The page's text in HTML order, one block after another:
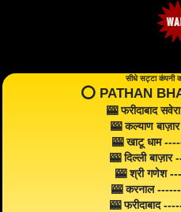
सीधे सट्टा कंपनी
⭕️ PATHAN
🎰 फरीदाबाद
🎰 कल्याण
🎰 खाटू धाम
🎰 दिल्ली
🎰 श्री गणेश
🎰 करनाल
🎰 फरीदाबाद